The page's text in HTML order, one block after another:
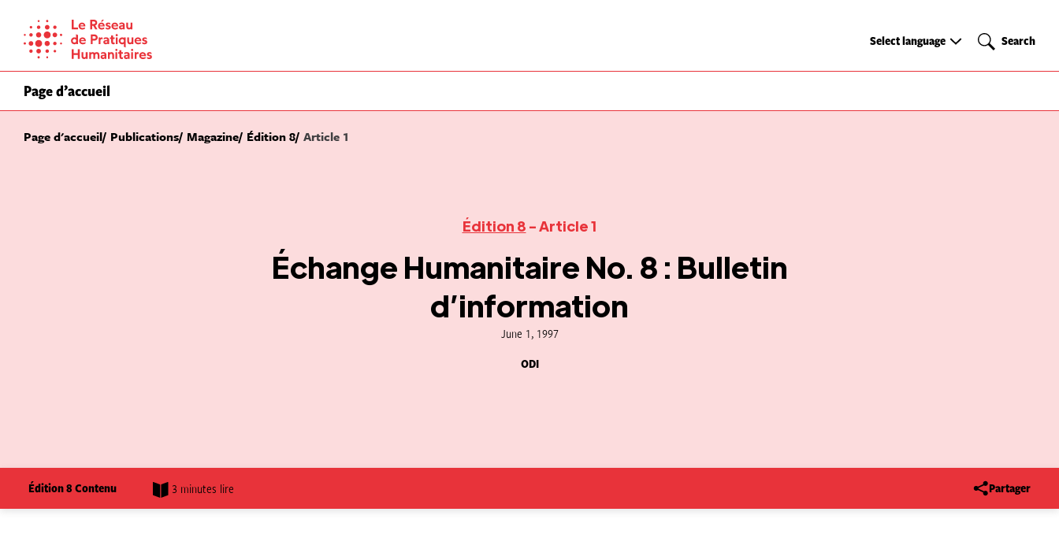
content
Page d’accueil
Select
Select language Search
Search
Page d'accueil Publications Magazine Édition 8 Article 1
Édition 8 - Article 1
Échange Humanitaire No. 8 : Bulletin
d’information
June 1, 1997
ODI
Édition 8 Contenu 3 minutes lire Partager